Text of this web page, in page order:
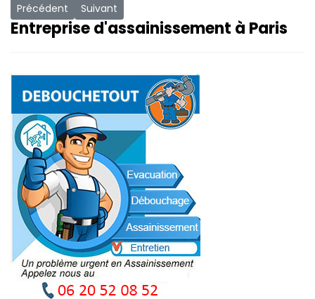
Article précédent : Canalisation bouchée à répétition :
Précédent Article suivant : Comment prolonger la durée
Suivant
Entreprise d'assainissement à Paris